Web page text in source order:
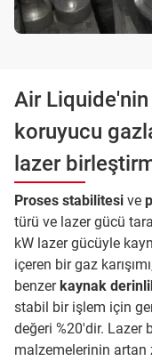
Air Liquide'nin
koruyucu
lazer
Proses stabilitesi ve
türü ve lazer gücü
kW lazer gücüyle
içeren bir gaz
benzerkaynak
stabil bir işlem için
değeri %20'dir. Lazer
malzemelerinin artan